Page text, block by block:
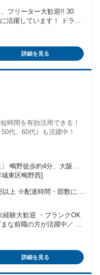
：なし
フリーター大歓迎!! 30
しています！ ドライ
バー）は経験を活かして
お仕事をお探しの方はも
の方、朝のお仕事、主婦
詳細を見る
時間を有効活用できる！
代、60代）も活躍中！
鴫野徒歩約4分、大阪市
今里筋線 緑橋6番口徒歩
東区鴫野西]
以上 ※配達時間・部数によ
経験大歓迎 ・ブランクOK
スタッフ、 配送、宅配ド
経験で、 入社した方が活
詳細を見る